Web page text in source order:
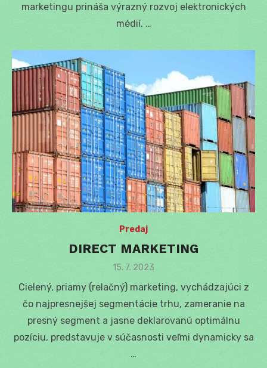
marketingu prináša výrazný rozvoj elektronických
médií. …
Predaj
DIRECT MARKETING
Posted
15. 7. 2023
Cielený, priamy (relačný) marketing, vychádzajúci z
čo najpresnejšej segmentácie trhu, zameranie na
presný segment a jasne deklarovanú optimálnu
pozíciu, predstavuje v súčasnosti veľmi dynamicky sa
…